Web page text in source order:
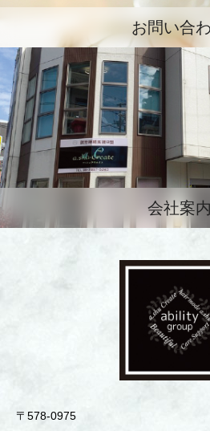
お問い合
会社案内
〒578-0975